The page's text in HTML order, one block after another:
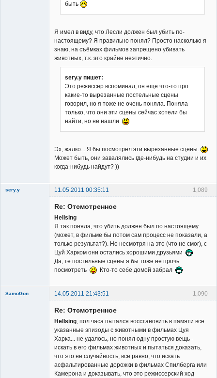
быть
Я имел в виду, что Лесли должен был убить по-
настоящему? Я правильно понял? Просто насколько я
знаю, на съёмках фильмов запрещено убивать
животных, т.к. это крайне неэтично.
sery.y пишет:
Это режиссер вспоминал, он еще что-то про
какие-то вырезанные постельные сцены
говорил, но я тоже не очень поняла. Поняла
только, что они эти сцены сейчас хотели бы
найти, но не нашли
Эх, жалко... Я бы посмотрел эти вырезанные сцены.
Может быть, они завалялись где-нибудь на студии и их
когда-нибудь найдут? ))
1,089
sery.y 11.05.2011 00:35:11
Re: Отсмотренное
Hellsing
Я так поняла, что убить должен был по настоящему
(может, в фильме бы потом сам процесс не показали, а
только результат?). Но несмотря на это (что не смог), с
Цуй Харком они остались хорошими друзьями
Да, те постельные сцены я бы тоже не прочь
посмотреть
Кто-то себе домой забрал
1,090
SamoGon 14.05.2011 21:43:51
Re: Отсмотренное
Hellsing , пол часа пытался восстановить в памяти все
указанные эпизоды с животными в фильмах Цуя
Харка... не удалось, но понял одну простую вещь -
искать в его фильмах животных и пытаться доказать,
что это не случайность, все равно, что искать
асфальтированные дорожки в фильмах Спилберга или
Камерона и доказывать, что это режиссерский ход